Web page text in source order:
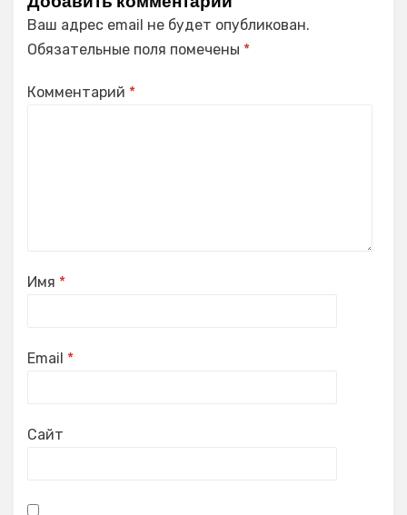
Ваш адрес email не будет опубликован.
Обязательные поля помечены *
Комментарий *
Имя *
Email *
Сайт